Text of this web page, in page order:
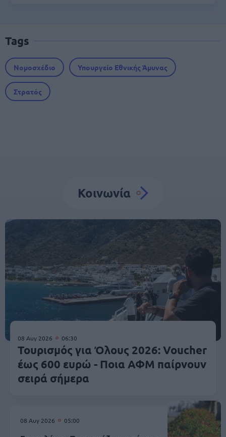
Tags
Νομοσχέδιο Υπουργείο Εθνικής Άμυνας
Στρατός
Κοινωνία
08 Αυγ 2026 06:30
Τουρισμός για Όλους 2026: Voucher
έως 600 ευρώ - Ποια ΑΦΜ παίρνουν
σειρά σήμερα
08 Αυγ 2026 05:00